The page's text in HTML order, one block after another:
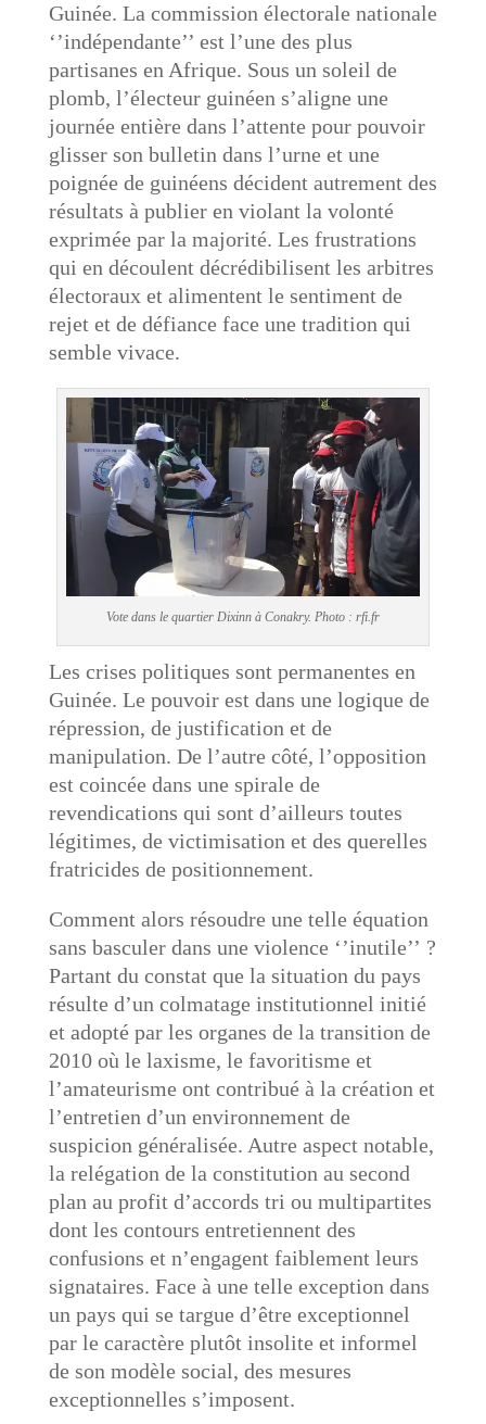
Guinée. La commission électorale nationale
‘’indépendante’’ est l’une des plus
partisanes en Afrique. Sous un soleil de
plomb, l’électeur guinéen s’aligne une
journée entière dans l’attente pour pouvoir
glisser son bulletin dans l’urne et une
poignée de guinéens décident autrement des
résultats à publier en violant la volonté
exprimée par la majorité. Les frustrations
qui en découlent décrédibilisent les arbitres
électoraux et alimentent le sentiment de
rejet et de défiance face une tradition qui
semble vivace.
Vote dans le quartier Dixinn à Conakry. Photo : rfi.fr
Les crises politiques sont permanentes en
Guinée. Le pouvoir est dans une logique de
répression, de justification et de
manipulation. De l’autre côté, l’opposition
est coincée dans une spirale de
revendications qui sont d’ailleurs toutes
légitimes, de victimisation et des querelles
fratricides de positionnement.
Comment alors résoudre une telle équation
sans basculer dans une violence ‘’inutile’’ ?
Partant du constat que la situation du pays
résulte d’un colmatage institutionnel initié
et adopté par les organes de la transition de
2010 où le laxisme, le favoritisme et
l’amateurisme ont contribué à la création et
l’entretien d’un environnement de
suspicion généralisée. Autre aspect notable,
la relégation de la constitution au second
plan au profit d’accords tri ou multipartites
dont les contours entretiennent des
confusions et n’engagent faiblement leurs
signataires. Face à une telle exception dans
un pays qui se targue d’être exceptionnel
par le caractère plutôt insolite et informel
de son modèle social, des mesures
exceptionnelles s’imposent.